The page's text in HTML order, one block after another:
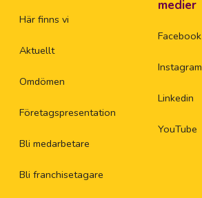
Här finns vi
Aktuellt
Omdömen
Företagspresentation
Bli medarbetare
Bli franchisetagare
medier
Facebook
Instagram
Linkedin
YouTube